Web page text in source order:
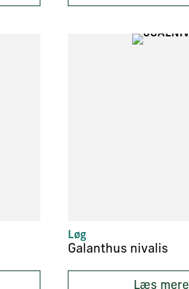
Løg
Galanthus nivalis
Læs mere